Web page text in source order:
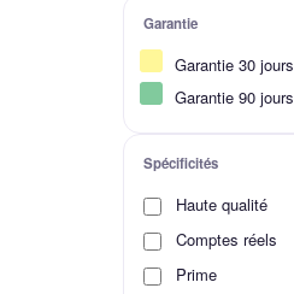
Garantie
Garantie 30 jours
Garantie 90 jours
Spécificités
Haute qualité
Comptes réels
Prime